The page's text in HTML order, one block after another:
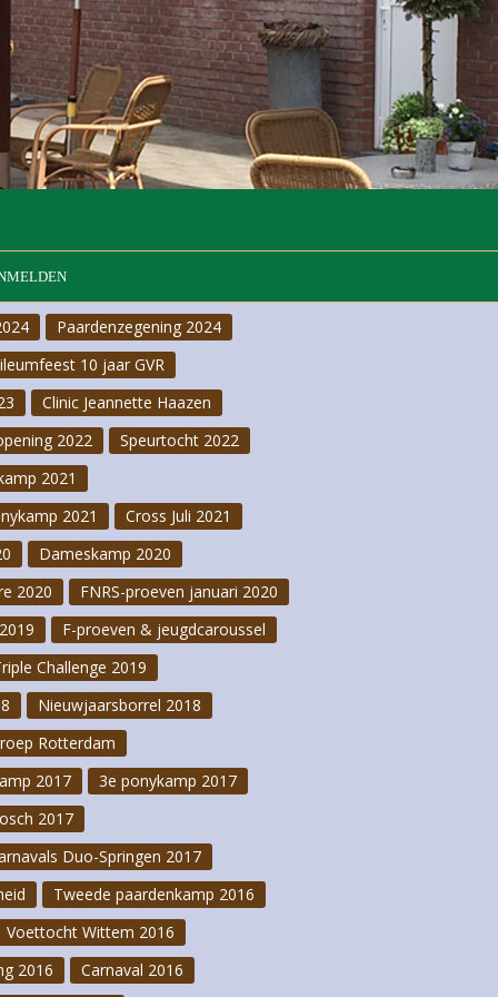
Paardenzegening 2024
10 jaar GVR
Clinic Jeannette Haazen
2022
Speurtocht 2022
2021
2021
Cross Juli 2021
Dameskamp 2020
2020
FNRS-proeven januari 2020
F-proeven & jeugdcaroussel
Challenge 2019
Nieuwjaarsborrel 2018
Rotterdam
2017
3e ponykamp 2017
2017
Duo-Springen 2017
Tweede paardenkamp 2016
Voettocht Wittem 2016
2016
Carnaval 2016